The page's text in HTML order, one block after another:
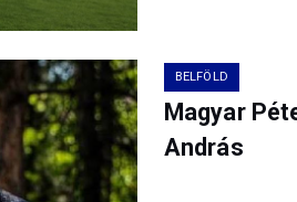
BELFÖLD
Magyar
András